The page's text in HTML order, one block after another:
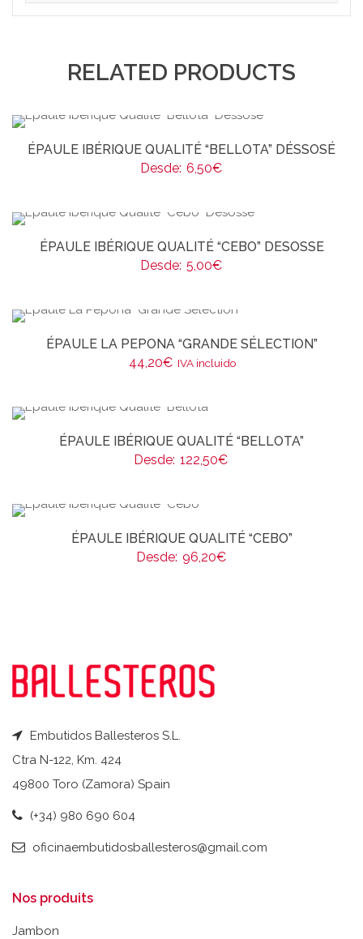
RELATED PRODUCTS
ÉPAULE IBÉRIQUE QUALITÉ “BELLOTA” DÉSSOSÉ
Desde: 6,50€
ÉPAULE IBÉRIQUE QUALITÉ “CEBO” DESOSSE
Desde: 5,00€
ÉPAULE LA PEPONA “GRANDE SÉLECTION”
44,20€ IVA incluido
ÉPAULE IBÉRIQUE QUALITÉ “BELLOTA”
Desde: 122,50€
ÉPAULE IBÉRIQUE QUALITÉ “CEBO”
Desde: 96,20€
Embutidos Ballesteros S.L.
Ctra N-122, Km. 424
49800 Toro (Zamora) Spain
(+34) 980 690 604
oficinaembutidosballesteros@gmail.com
Nos produits
Jambon